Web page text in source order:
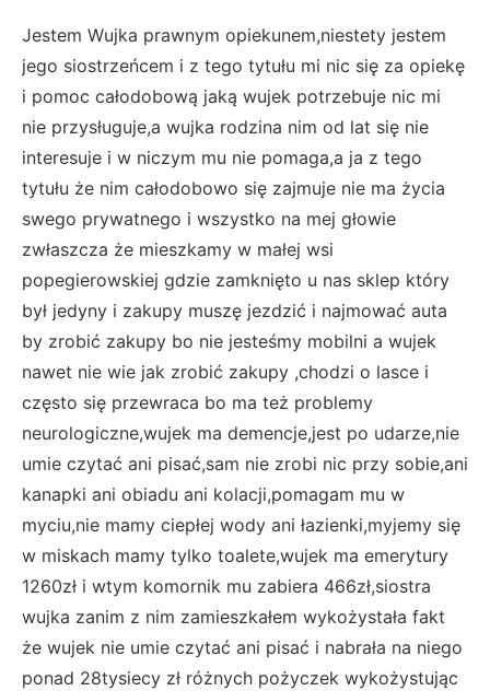
Jestem Wujka prawnym opiekunem,niestety jestem
jego siostrzeńcem i z tego tytułu mi nic się za opiekę
i pomoc całodobową jaką wujek potrzebuje nic mi
nie przysługuje,a wujka rodzina nim od lat się nie
interesuje i w niczym mu nie pomaga,a ja z tego
tytułu że nim całodobowo się zajmuje nie ma życia
swego prywatnego i wszystko na mej głowie
zwłaszcza że mieszkamy w małej wsi
popegierowskiej gdzie zamknięto u nas sklep który
był jedyny i zakupy muszę jezdzić i najmować auta
by zrobić zakupy bo nie jesteśmy mobilni a wujek
nawet nie wie jak zrobić zakupy ,chodzi o lasce i
często się przewraca bo ma też problemy
neurologiczne,wujek ma demencje,jest po udarze,nie
umie czytać ani pisać,sam nie zrobi nic przy sobie,ani
kanapki ani obiadu ani kolacji,pomagam mu w
myciu,nie mamy ciepłej wody ani łazienki,myjemy się
w miskach mamy tylko toalete,wujek ma emerytury
1260zł i wtym komornik mu zabiera 466zł,siostra
wujka zanim z nim zamieszkałem wykożystała fakt
że wujek nie umie czytać ani pisać i nabrała na niego
ponad 28tysiecy zł różnych pożyczek wykożystując